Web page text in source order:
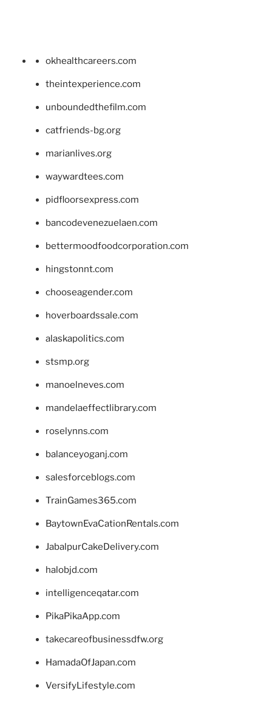
okhealthcareers.com
theintexperience.com
unboundedthefilm.com
catfriends-bg.org
marianlives.org
waywardtees.com
pidfloorsexpress.com
bancodevenezuelaen.com
bettermoodfoodcorporation.com
hingstonnt.com
chooseagender.com
hoverboardssale.com
alaskapolitics.com
stsmp.org
manoelneves.com
mandelaeffectlibrary.com
roselynns.com
balanceyoganj.com
salesforceblogs.com
TrainGames365.com
BaytownEvaCationRentals.com
JabalpurCakeDelivery.com
halobjd.com
intelligenceqatar.com
PikaPikaApp.com
takecareofbusinessdfw.org
HamadaOfJapan.com
VersifyLifestyle.com